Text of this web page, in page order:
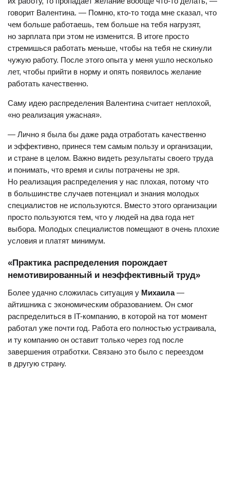
говорит Валентина. — Помню, кто-то тогда мне сказал, что
чем больше работаешь, тем больше на тебя нагрузят,
но зарплата при этом не изменится. В итоге просто
стремишься работать меньше, чтобы на тебя не скинули
чужую работу. После этого опыта у меня ушло несколько
лет, чтобы прийти в норму и опять появилось желание
работать качественно.
Саму идею распределения Валентина считает неплохой,
«но реализация ужасная».
— Лично я была бы даже рада отработать качественно
и эффективно, принеся тем самым пользу и организации,
и стране в целом. Важно видеть результаты своего труда
и понимать, что время и силы потрачены не зря.
Но реализация распределения у нас плохая, потому что
в большинстве случаев потенциал и знания молодых
специалистов не используются. Вместо этого организации
просто пользуются тем, что у людей на два года нет
выбора. Молодых специалистов помещают в очень плохие
условия и платят минимум.
«Практика распределения порождает
немотивированный и неэффективный труд»
Более удачно сложилась ситуация у Михаила—
айтишника с экономическим образованием. Он смог
распределиться в IT-компанию, в которой на тот момент
работал уже почти год. Работа его полностью устраивала,
и ту компанию он оставит только через год после
завершения отработки. Связано это было с переездом
в другую страну.